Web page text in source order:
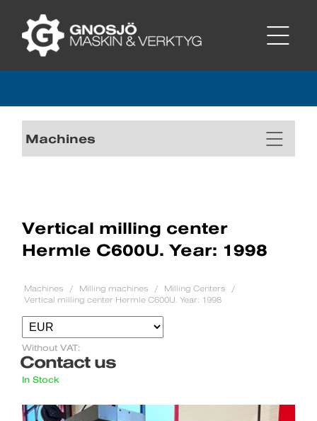
Machines
Vertical milling center
Hermle C600U. Year: 1998
Machines Milling machines
Milling Centers
Vertical milling center Hermle C600U. Year: 1998
Without VAT:
Contact us
In Stock